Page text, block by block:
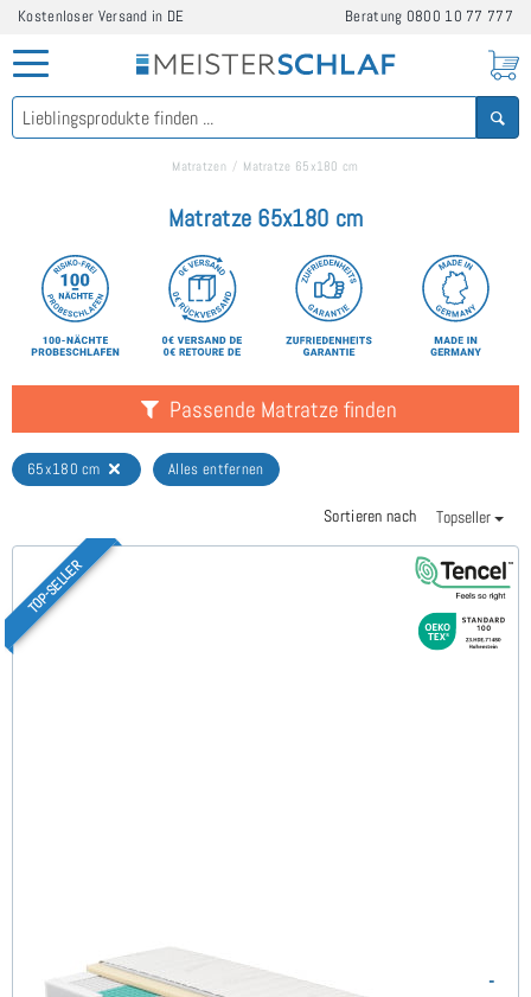
Kostenloser Versand in DE Beratung 0800 10 77 777
Matratzen Matratze 65x180 cm
Matratze 65x180 cm
Passende Matratze finden
65x180 cm Alles entfernen
Sortieren nach Topseller
TOP-SELLER
SERA H2 (TENCEL™ Lyocell) TTFK-Matratze 65x180 cm -